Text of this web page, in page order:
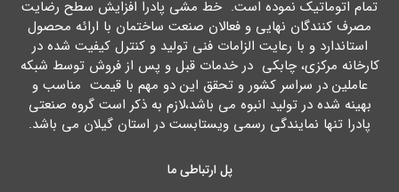
تمام اتوماتیک نموده است. خط مشی پادرا افزایش سطح رضایت
مصرف کنندگان نهایی و فعالان صنعت ساختمان با ارائه محصول
استاندارد و با رعایت الزامات فنی تولید و کنترل کیفیت شده در
کارخانه مرکزي، چابکی در خدمات قبل و پس از فروش توسط شبکه
عاملین در سراسر کشور و تحقق این دو مهم با قیمت مناسب و
بهینه شده در تولید انبوه می باشد،لازم به ذکر است گروه صنعتی
پادرا تنها نمایندگی رسمی ویستابست در استان گیلان می باشد.
پل ارتباطی ما